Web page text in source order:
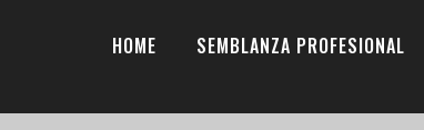
HOME SEMBLANZA PROFESIONAL